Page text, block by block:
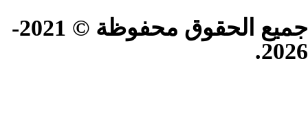
جميع الحقوق محفوظة © 2021-
2026.